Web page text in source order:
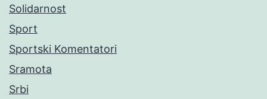
Solidarnost
Sport
Sportski Komentatori
Sramota
Srbi